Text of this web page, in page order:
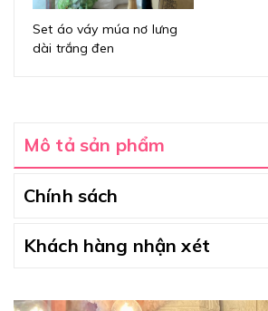
Set áo váy múa nơ lưng
dài trắng đen
Mô tả sản phẩm
Chính sách
Khách hàng nhận xét